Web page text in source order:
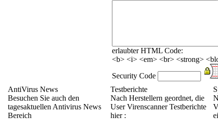
erlaubter HTML Code:
<b> <i> <em> <br> <strong>
Security Code
AntiVirus News
Besuchen Sie auch den
tagesaktuellen Antivirus News
Bereich
Testberichte
Nach Herstellern geordnet, die
User Virenscanner Testberichte
hier :